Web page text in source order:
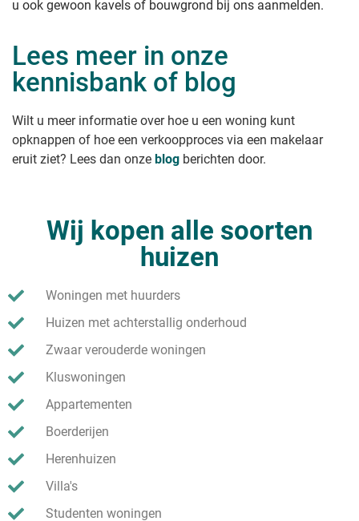
u ook gewoon kavels of bouwgrond bij ons aanmelden.
Lees meer in onze
kennisbank of blog
Wilt u meer informatie over hoe u een woning kunt
opknappen of hoe een verkoopproces via een makelaar
eruit ziet? Lees dan onze blog berichten door.
Wij kopen alle soorten
huizen
Woningen met huurders
Huizen met achterstallig onderhoud
Zwaar verouderde woningen
Kluswoningen
Appartementen
Boerderijen
Herenhuizen
Villa's
Studenten woningen